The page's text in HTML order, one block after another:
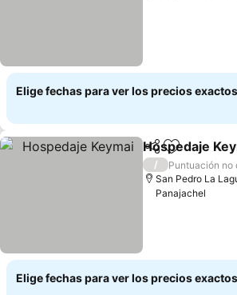
Elige fechas para ver los precios exactos
CompartirAgregar a
Hospedaje
/
Puntuación no
San Pedro La
Panajachel
Elige fechas para ver los precios exactos